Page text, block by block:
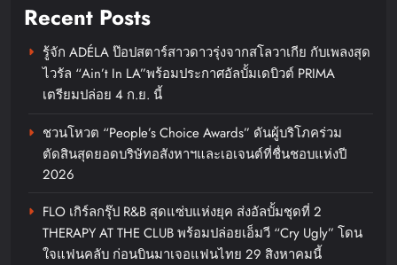
เบอร์แทรม คว้ารางวัล Prime
Minister’s Export Award 2026
สาขา Best Thai Brandตอกย้ำความ
สำเร็จของแบรนด์เซียงเพียวในระดับ
chillandfin 20 hours ago
Recent Posts
รู้จัก ADÉLA ป๊อปสตาร์สาวดาวรุ่งจากสโลวาเกีย กับเพลงสุด
ไวรัล “Ain’t In LA”พร้อมประกาศอัลบั้มเดบิวต์ PRIMA
เตรียมปล่อย 4 ก.ย. นี้
ชวนโหวต “People’s Choice Awards” ดันผู้บริโภคร่วม
ตัดสินสุดยอดบริษัทอสังหาฯและเอเจนต์ที่ชื่นชอบแห่งปี
2026
FLO เกิร์ลกรุ๊ป R&B สุดแซ่บแห่งยุค ส่งอัลบั้มชุดที่ 2
THERAPY AT THE CLUB พร้อมปล่อยเอ็มวี “Cry Ugly” โดน
ใจแฟนคลับ ก่อนบินมาเจอแฟนไทย 29 สิงหาคมนี้